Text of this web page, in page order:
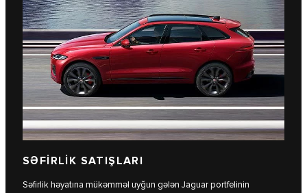
SƏFİRLİK SATIŞLARI
Səfirlik həyatına mükəmməl uyğun gələn Jaguar portfelinin